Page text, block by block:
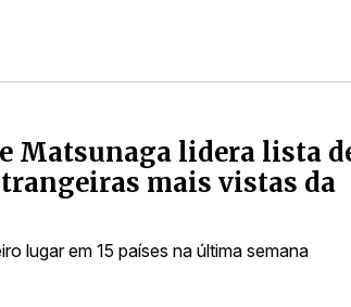
Matsunaga lidera lista
mais vistas da
lugar em 15 países na última semana